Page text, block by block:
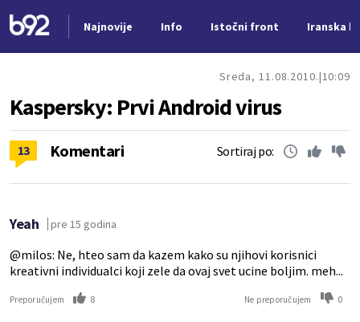
Najnovije Info Istočni front Iranska
Sreda, 11.08.2010. 10:09
Kaspersky: Prvi Android virus
13 Komentari Sortiraj po:
Yeah pre 15 godina
@milos: Ne, hteo sam da kazem kako su njihovi korisnici
kreativni individualci koji zele da ovaj svet ucine boljim. meh...
Preporučujem 8 Ne preporučujem 0